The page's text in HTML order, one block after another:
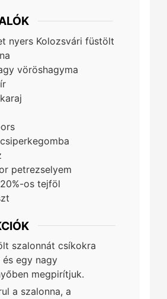
nyers Kolozsvári füstölt
vöröshagyma
karaj
csiperkegomba
petrezselyem
20%-os tejföl
szalonnát csíkokra
egy nagy
megpirítjuk.
a szalonna, a